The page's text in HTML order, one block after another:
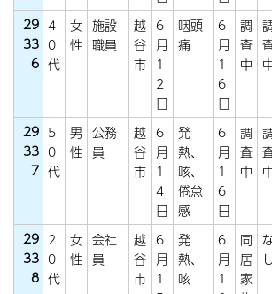
29
33
6
4
0
代
女
性
施設
職員
越
谷
市
6
月
1
2
日
咽頭
痛
6
月
1
6
日
調
査
中
29
33
7
5
0
代
男
性
公務
員
越
谷
市
6
月
1
4
日
発
熱、
咳、
倦怠
感
6
月
1
6
日
調
査
中
29
33
8
2
0
代
女
性
会社
員
越
谷
市
6
月
1
発
熱、
咳
6
月
1
同
居
家